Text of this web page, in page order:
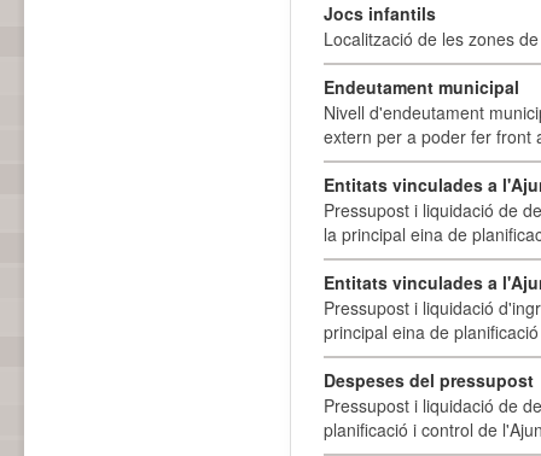
Jocs infantils
Localització de les zones
Endeutament municipal
Nivell d'endeutament
extern per a poder fer front
Entitats vinculades a
Pressupost i liquidació de
la principal eina de
Entitats vinculades a
Pressupost i liquidació
principal eina de
Despeses del pressupost
Pressupost i liquidació de
planificació i control de